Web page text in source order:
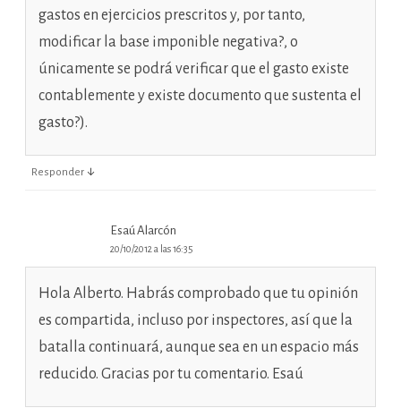
gastos en ejercicios prescritos y, por tanto,
modificar la base imponible negativa?, o
únicamente se podrá verificar que el gasto existe
contablemente y existe documento que sustenta el
gasto?).
Responder ↓
Esaú Alarcón
20/10/2012 a las 16:35
Hola Alberto. Habrás comprobado que tu opinión
es compartida, incluso por inspectores, así que la
batalla continuará, aunque sea en un espacio más
reducido. Gracias por tu comentario. Esaú